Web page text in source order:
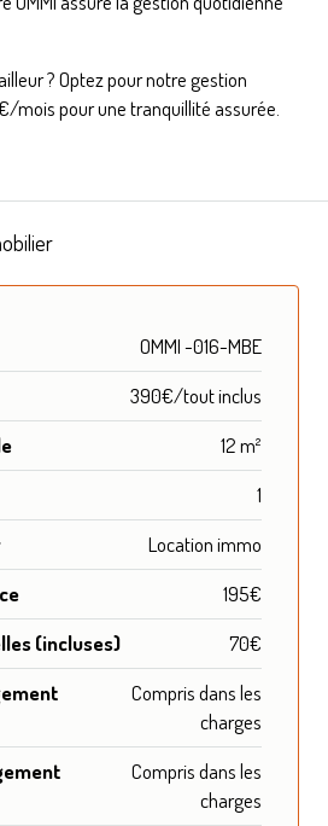
?Optez pour notre gestion
mois pour une tranquillité assurée.
OMMI -016-MBE
390€/tout inclus
12 m²
1
Location immo
195€
(incluses)
70€
Compris dans les
charges
Compris dans les
charges